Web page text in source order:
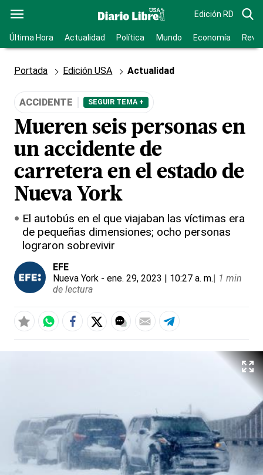
Edición RD
Última Hora Actualidad Política Mundo Economía
Portada Edición USA Actualidad
ACCIDENTE SEGUIR TEMA +
Mueren seis personas en
un accidente de
carretera en el estado de
Nueva York
El autobús en el que viajaban las víctimas era
de pequeñas dimensiones; ocho personas
lograron sobrevivir
EFE
Nueva York - ene. 29, 2023 | 10:27 a. m.| 1 min
de lectura